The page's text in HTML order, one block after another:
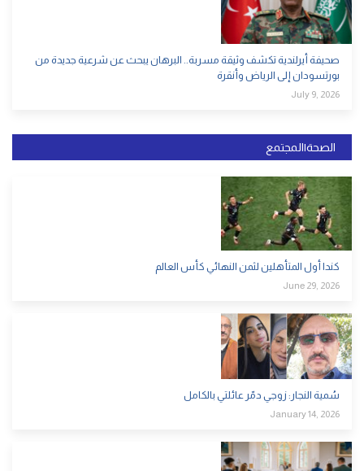
صحيفة أيرلندية تكشف وثيقة مسربة.. البرهان يبحث عن شرعية جديدة من
بورتسودان إلى الرياض وأنقرة
July 9, 2026
الصحة|المجتمع
كندا أول المتأهلين لثمن النهائي كأس العالم
June 29, 2026
سُمية النجار: زوجي دمّر عائلتي بالكامل
January 14, 2026